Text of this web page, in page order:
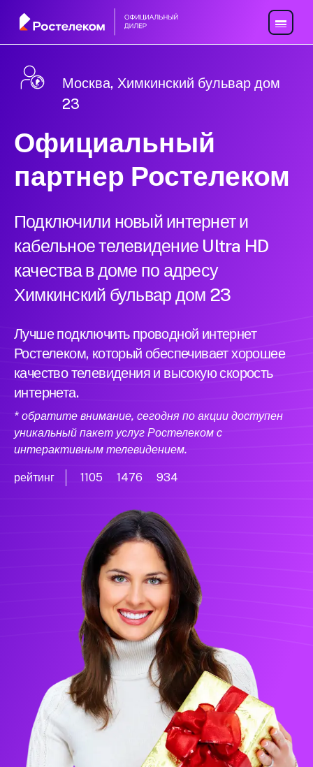
Москва, Химкинский бульвар дом
23
Официальный
партнер Ростелеком
Подключили новый интернет и
кабельное телевидение Ultra HD
качества в доме по адресу
Химкинский бульвар дом 23
Лучше подключить проводной интернет
Ростелеком, который обеспечивает хорошее
качество телевидения и высокую скорость
интернета.
* обратите внимание, сегодня по акции доступен
уникальный пакет услуг Ростелеком с
интерактивным телевидением.
рейтинг 1105 1476 934